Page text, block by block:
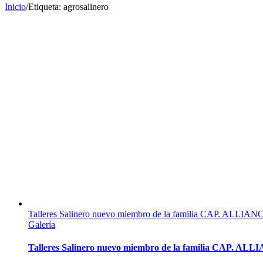
Inicio/Etiqueta: agrosalinero
Talleres Salinero nuevo miembro de la familia CAP.
Galería
Talleres Salinero nuevo miembro de la familia CAP.